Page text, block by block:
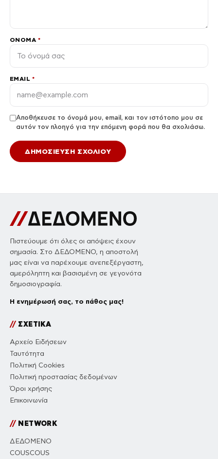
ΌΝΟΜΑ *
EMAIL *
Αποθήκευσε το όνομά μου, email, και τον ιστότοπο μου σε
αυτόν τον πλοηγό για την επόμενη φορά που θα σχολιάσω.
Πιστεύουμε ότι όλες οι απόψεις έχουν
σημασία. Στο ΔΕΔΟΜΕΝΟ, η αποστολή
μας είναι να παρέχουμε ανεπεξέργαστη,
αμερόληπτη και βασισμένη σε γεγονότα
δημοσιογραφία.
Η ενημέρωσή σας, το πάθος μας!
//ΣΧΕΤΙΚΑ
Αρχείο Ειδήσεων
Ταυτότητα
Πολιτική Cookies
Πολιτική προστασίας δεδομένων
Όροι χρήσης
Επικοινωνία
//NETWORK
ΔΕΔΟΜΕΝΟ
COUSCOUS